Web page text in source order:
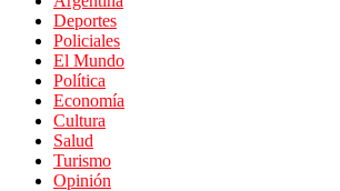
Deportes
Policiales
El Mundo
Política
Economía
Cultura
Salud
Turismo
Opinión